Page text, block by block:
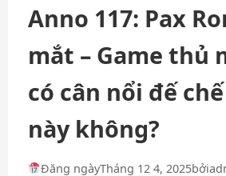
Anno 117: Pax
mắt – Game thủ
có cân nổi đế
này không?
Đăng ngàyTháng 12 4, 2025bởi